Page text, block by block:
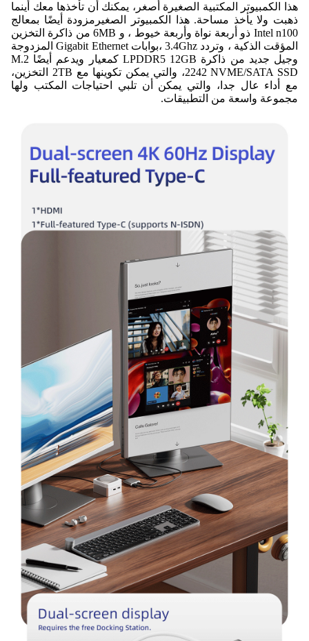
هذا الكمبيوتر المكتبية الصغيرة أصغر، يمكنك أن تأخذها معك أينما
ذهبت ولا يأخذ مساحة. هذا الكمبيوتر الصغيرمزودة أيضًا بمعالج
Intel n100 ذو أربعة نواة وأربعة خيوط ، و 6MB من ذاكرة التخزين
المؤقت الذكية ، وتردد 3.4Ghz ،بوابات Gigabit Ethernet المزدوجة
وجيل جديد من ذاكرة LPDDR5 12GB كمعيار ويدعم أيضًا M.2
2242 NVME/SATA SSD، والتي يمكن تكوينها مع 2TB التخزين،
مع أداء عال جدا، والتي يمكن أن تلبي احتياجات المكتب ولها
مجموعة واسعة من التطبيقات.